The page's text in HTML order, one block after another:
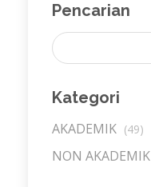
Pencarian
Kategori
AKADEMIK (49)
NON AKADEMIK